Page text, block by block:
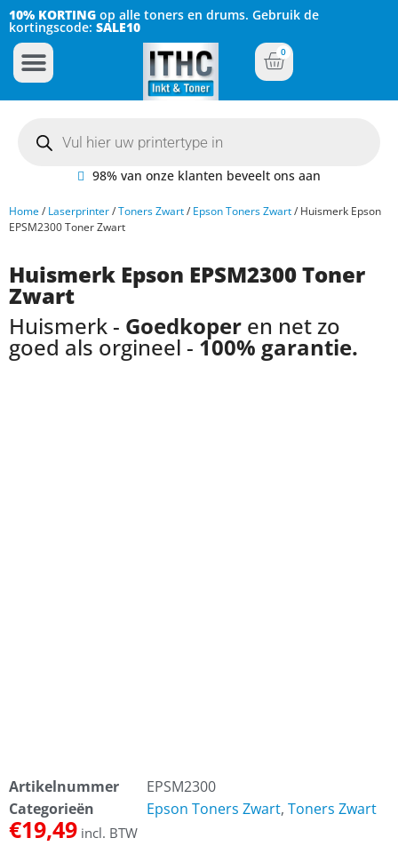
10% KORTING op alle toners en drums. Gebruik de
kortingscode: SALE10
0
98% van onze klanten beveelt ons aan
Home/ Laserprinter/Toners Zwart/ Epson Toners Zwart/ Huismerk Epson
EPSM2300 Toner Zwart
Huismerk Epson EPSM2300 Toner
Zwart
Huismerk - Goedkoper en net zo
goed als orgineel - 100% garantie.
Artikelnummer
EPSM2300
Categorieën
Epson Toners Zwart, Toners Zwart
€19,49 incl. BTW